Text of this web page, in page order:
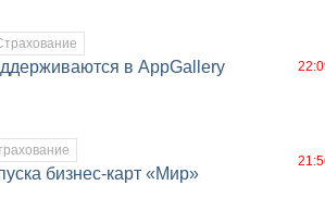
в AppGallery
бизнес-карт «Мир»